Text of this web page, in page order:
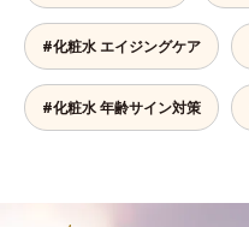
#化粧水 エイジングケア
#化粧水 年齢サイン対策